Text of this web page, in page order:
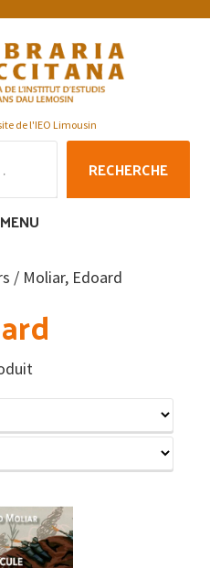
de l'IEO Limousin
pour :
RECHERCHE
MENU
/ Moliar, Edoard